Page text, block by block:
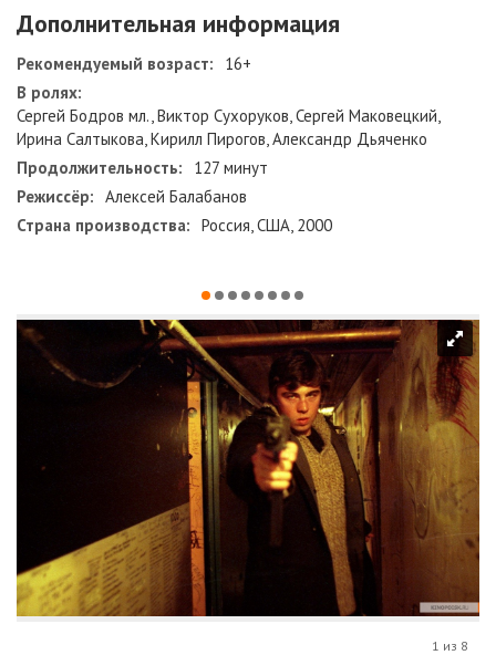
Дополнительная информация
Рекомендуемый возраст:
16+
В ролях:
Сергей Бодров мл., Виктор Сухоруков, Сергей Маковецкий,
Ирина Салтыкова, Кирилл Пирогов, Александр Дьяченко
Продолжительность:
127 минут
Режиссёр: Алексей Балабанов
Страна производства: Россия, США, 2000
1 из 8